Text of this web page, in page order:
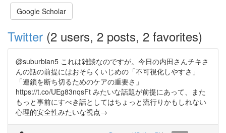
Google Scholar
Twitter (2 users, 2 posts, 2 favorites)
@suburbian5 これは雑談なのですが。今日の内田さんチキさ
んの話の前提にはおそらくいじめの「不可視化しやすさ」
「連鎖を断ち切るためのケアの重要さ」
https://t.co/UEg83nqsFt みたいな話題が前提にあって、また
もっと事前にすべき話としてはちょっと流行りかもしれない
心理的安全性みたいな視点→